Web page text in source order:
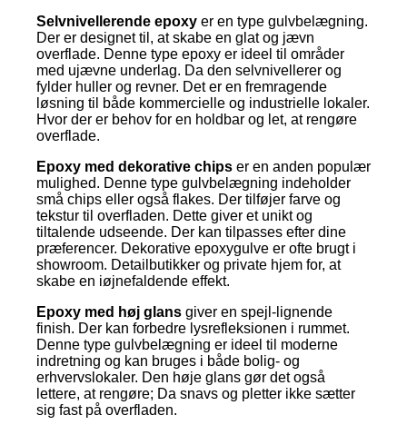
Selvnivellerende epoxy er en type gulvbelægning.
Der er designet til, at skabe en glat og jævn
overflade. Denne type epoxy er ideel til områder
med ujævne underlag. Da den selvnivellerer og
fylder huller og revner. Det er en fremragende
løsning til både kommercielle og industrielle lokaler.
Hvor der er behov for en holdbar og let, at rengøre
overflade.
Epoxy med dekorative chips er en anden populær
mulighed. Denne type gulvbelægning indeholder
små chips eller også flakes. Der tilføjer farve og
tekstur til overfladen. Dette giver et unikt og
tiltalende udseende. Der kan tilpasses efter dine
præferencer. Dekorative epoxygulve er ofte brugt i
showroom. Detailbutikker og private hjem for, at
skabe en iøjnefaldende effekt.
Epoxy med høj glans giver en spejl-lignende
finish. Der kan forbedre lysrefleksionen i rummet.
Denne type gulvbelægning er ideel til moderne
indretning og kan bruges i både bolig- og
erhvervslokaler. Den høje glans gør det også
lettere, at rengøre; Da snavs og pletter ikke sætter
sig fast på overfladen.